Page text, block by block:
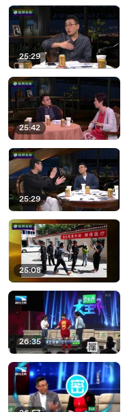
25:29
25:42
25:29
25:08
26:35